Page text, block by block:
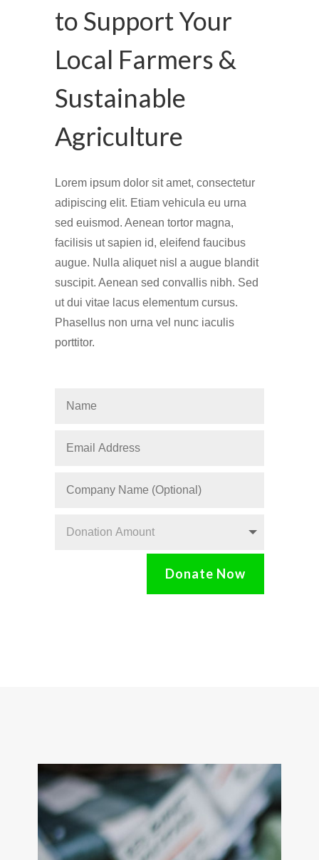
to Support Your
Local Farmers &
Sustainable
Agriculture
Lorem ipsum dolor sit amet, consectetur
adipiscing elit. Etiam vehicula eu urna
sed euismod. Aenean tortor magna,
facilisis ut sapien id, eleifend faucibus
augue. Nulla aliquet nisl a augue blandit
suscipit. Aenean sed convallis nibh. Sed
ut dui vitae lacus elementum cursus.
Phasellus non urna vel nunc iaculis
porttitor.
Donate Now